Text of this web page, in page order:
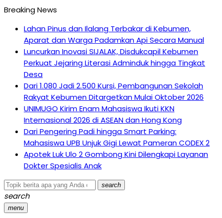
Breaking News
Lahan Pinus dan Ilalang Terbakar di Kebumen,
Aparat dan Warga Padamkan Api Secara Manual
Luncurkan Inovasi SIJALAK, Disdukcapil Kebumen
Perkuat Jejaring Literasi Adminduk hingga Tingkat
Desa
Dari 1.080 Jadi 2.500 Kursi, Pembangunan Sekolah
Rakyat Kebumen Ditargetkan Mulai Oktober 2026
UNIMUGO Kirim Enam Mahasiswa Ikuti KKN
Internasional 2026 di ASEAN dan Hong Kong
Dari Pengering Padi hingga Smart Parking:
Mahasiswa UPB Unjuk Gigi Lewat Pameran CODEX 2
Apotek Luk Ulo 2 Gombong Kini Dilengkapi Layanan
Dokter Spesialis Anak
search
search
menu